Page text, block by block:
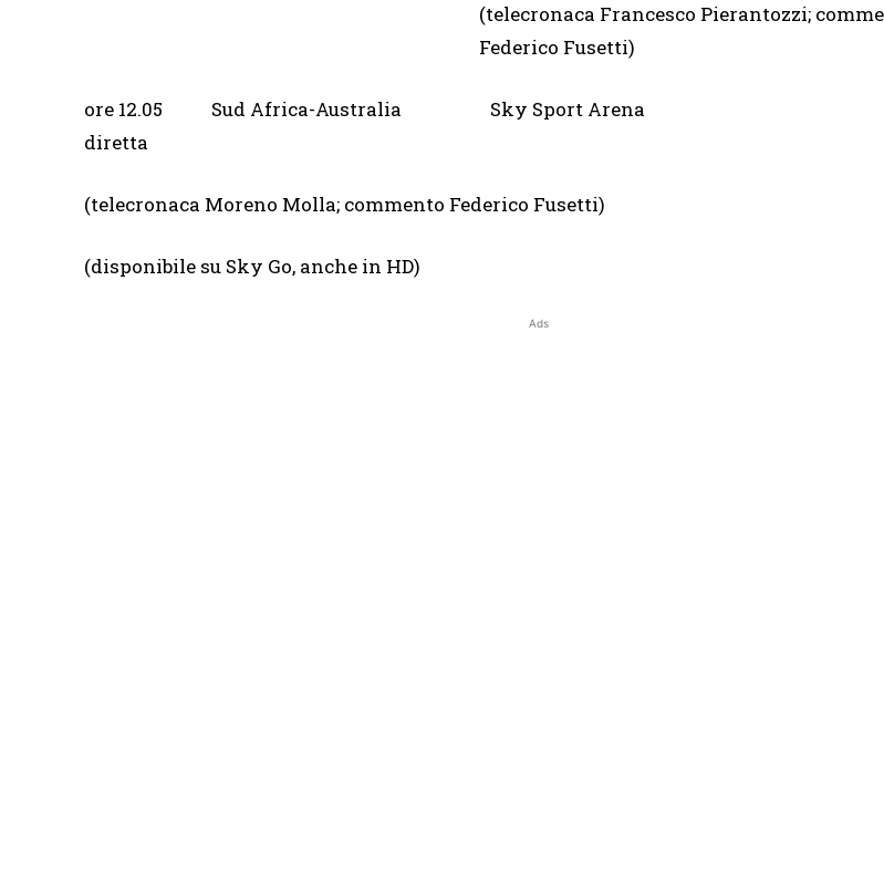
(telecronaca Francesco Pierantozzi;
Federico Fusetti)
ore 12.05 Sud Africa-Australia Sky Sport Arena
diretta
(telecronaca Moreno Molla; commento Federico Fusetti)
(disponibile su Sky Go, anche in HD)
Ads